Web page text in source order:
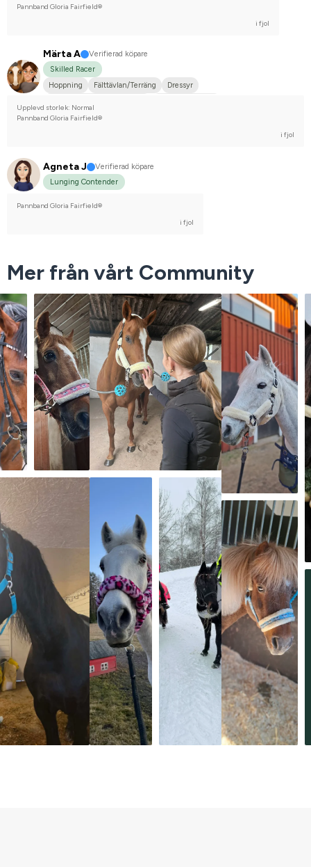
Pannband Gloria Fairfield®
i fjol
Märta A
Verifierad köpare
Skilled Racer
Hoppning
Fälttävlan/Terräng
Dressyr
Tävlingsrider på hobbynivå
Upplevd storlek: Normal
Pannband Gloria Fairfield®
i fjol
Agneta J
Verifierad köpare
Lunging Contender
Pannband Gloria Fairfield®
i fjol
Mer från vårt Community